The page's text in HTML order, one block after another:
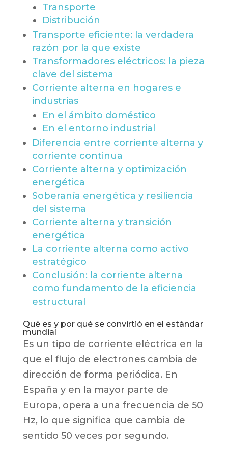
Transporte
Distribución
Transporte eficiente: la verdadera
razón por la que existe
Transformadores eléctricos: la pieza
clave del sistema
Corriente alterna en hogares e
industrias
En el ámbito doméstico
En el entorno industrial
Diferencia entre corriente alterna y
corriente continua
Corriente alterna y optimización
energética
Soberanía energética y resiliencia
del sistema
Corriente alterna y transición
energética
La corriente alterna como activo
estratégico
Conclusión: la corriente alterna
como fundamento de la eficiencia
estructural
Qué es y por qué se convirtió en el estándar
mundial
Es un tipo de corriente eléctrica en la
que el flujo de electrones cambia de
dirección de forma periódica. En
España y en la mayor parte de
Europa, opera a una frecuencia de 50
Hz, lo que significa que cambia de
sentido 50 veces por segundo.